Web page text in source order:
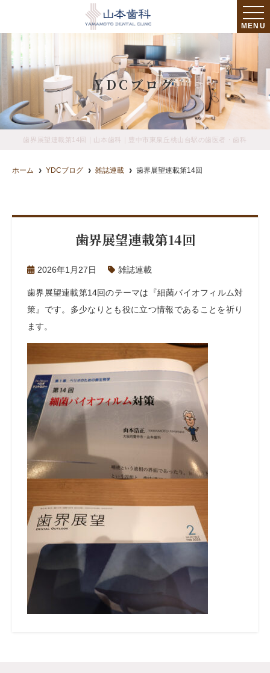
MENU
YDCブログ
歯界展望連載第14回｜山本歯科｜豊中市東泉丘桃山台駅の歯医者・歯科
ホーム YDCブログ 雑誌連載 歯界展望連載第14回
歯界展望連載第14回
2026年1月27日 雑誌連載
歯界展望連載第14回のテーマは『細菌バイオフィルム対
策』です。多少なりとも役に立つ情報であることを祈り
ます。